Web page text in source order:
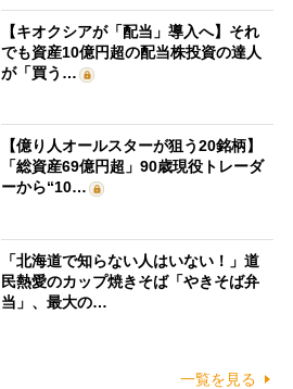
【キオクシアが「配当」導入へ】それ
でも資産10億円超の配当株投資の達人
が「買う…
【億り人オールスターが狙う20銘柄】
「総資産69億円超」90歳現役トレーダ
ーから“10…
「北海道で知らない人はいない！」道
民熱愛のカップ焼きそば「やきそば弁
当」、最大の…
一覧を見る